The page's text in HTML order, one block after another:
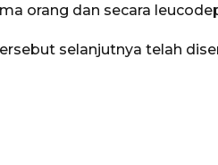
orang dan secara
selanjutnya telah